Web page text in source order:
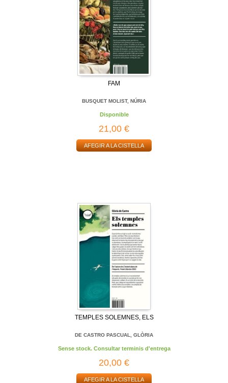
FAM
BUSQUET MOLIST, NÚRIA
Disponible
21,00 €
AFEGIR A LA CISTELLA
TEMPLES SOLEMNES, ELS
DE CASTRO PASCUAL, GLÒRIA
Sense stock. Consultar terminis d'entrega
20,00 €
AFEGIR A LA CISTELLA